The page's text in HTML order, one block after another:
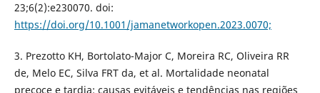
23;6(2):e230070. doi:
https://doi.org/10.1001/jamanetworkopen.2023.0070;
3. Prezotto KH, Bortolato-Major C, Moreira RC, Oliveira RR
de, Melo EC, Silva FRT da, et al. Mortalidade neonatal
precoce e tardia: causas evitáveis e tendências nas regiões